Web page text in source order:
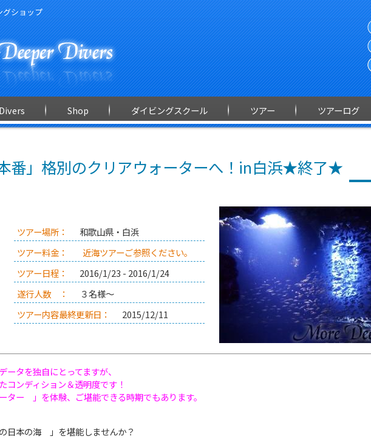
グショップ
Shop ダイビングスクール ツアー ツアーログ
番」格別のクリアウォーターへ！in白浜★終了★
ツアー場所：
和歌山県・白浜
ツアー料金：
近海ツアーご参照ください。
ツアー日程：
2016/1/23 - 2016/1/24
遂行人数 ：
３名様～
ツアー内容最終更新日：
2015/12/11
ータを独自にとってますが、
コンディション＆透明度です！
ー 」を体験、ご堪能できる時期でもあります。
日本の海 」を堪能しませんか？